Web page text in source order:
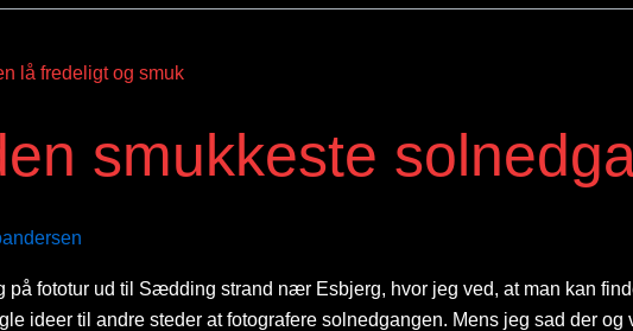
smukkeste
fototur ud til Sædding strand nær Esbjerg, hvor jeg ved, at man kan
ideer til andre steder at fotografere solnedgangen. Mens jeg sad der